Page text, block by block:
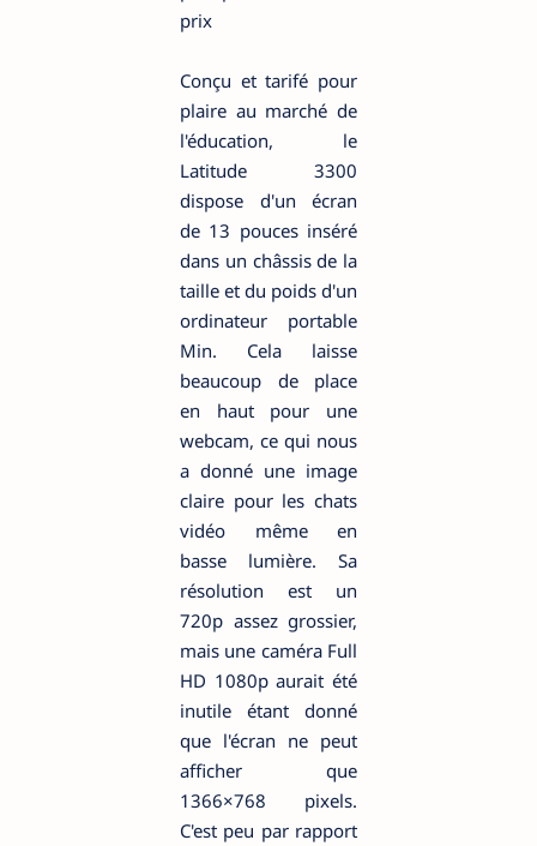
prix
Conçu et tarifé pour
plaire au marché de
l'éducation, le
Latitude 3300
dispose d'un écran
de 13 pouces inséré
dans un châssis de la
taille et du poids d'un
ordinateur portable
Min. Cela laisse
beaucoup de place
en haut pour une
webcam, ce qui nous
a donné une image
claire pour les chats
vidéo même en
basse lumière. Sa
résolution est un
720p assez grossier,
mais une caméra Full
HD 1080p aurait été
inutile étant donné
que l'écran ne peut
afficher que
1366×768 pixels.
C'est peu par rapport